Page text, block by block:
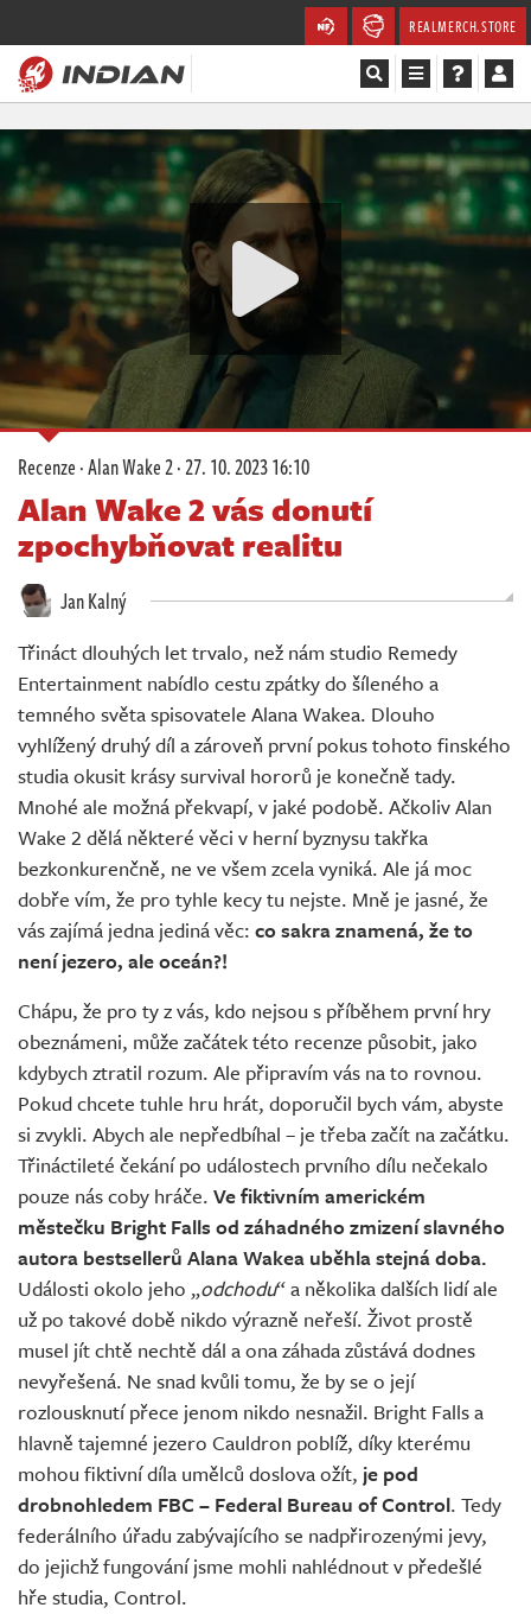
REALMERCH.STORE
Magazín
Recenze
Videa
Soutěže
Databáze
Komunita
Redakce
Živě
Recenze·Alan Wake 2·27. 10. 2023 16:10
Alan Wake 2 vás donutí
zpochybňovat realitu
Jan Kalný
Třináct dlouhých let trvalo, než nám studio Remedy
Entertainment nabídlo cestu zpátky do šíleného a
temného světa spisovatele Alana Wakea. Dlouho
vyhlížený druhý díl a zároveň první pokus tohoto finského
studia okusit krásy survival hororů je konečně tady.
Mnohé ale možná překvapí, v jaké podobě. Ačkoliv Alan
Wake 2 dělá některé věci v herní byznysu takřka
bezkonkurenčně, ne ve všem zcela vyniká. Ale já moc
dobře vím, že pro tyhle kecy tu nejste. Mně je jasné, že
vás zajímá jedna jediná věc: co sakra znamená, že to
není jezero, ale oceán?!
Chápu, že pro ty z vás, kdo nejsou s příběhem první hry
obeznámeni, může začátek této recenze působit, jako
kdybych ztratil rozum. Ale připravím vás na to rovnou.
Pokud chcete tuhle hru hrát, doporučil bych vám, abyste
si zvykli. Abych ale nepředbíhal – je třeba začít na začátku.
Třináctileté čekání po událostech prvního dílu nečekalo
pouze nás coby hráče. Ve fiktivním americkém
městečku Bright Falls od záhadného zmizení slavného
autora bestsellerů Alana Wakea uběhla stejná doba.
Události okolo jeho „odchodu“ a několika dalších lidí ale
už po takové době nikdo výrazně neřeší. Život prostě
musel jít chtě nechtě dál a ona záhada zůstává dodnes
nevyřešená. Ne snad kvůli tomu, že by se o její
rozlousknutí přece jenom nikdo nesnažil. Bright Falls a
hlavně tajemné jezero Cauldron poblíž, díky kterému
mohou fiktivní díla umělců doslova ožít, je pod
drobnohledem FBC – Federal Bureau of Control. Tedy
federálního úřadu zabývajícího se nadpřirozenými jevy,
do jejichž fungování jsme mohli nahlédnout v předešlé
hře studia, Control.